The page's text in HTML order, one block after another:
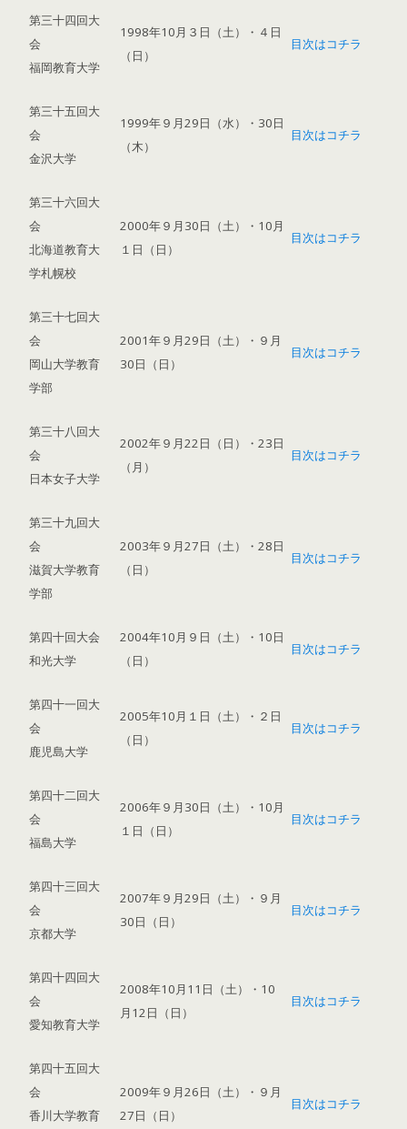
第三十四回大
会
福岡教育大学
1998年10月３日（土）・４日
（日）
目次はコチラ
第三十五回大
会
金沢大学
1999年９月29日（水）・30日
（木）
目次はコチラ
第三十六回大
会
北海道教育大
学札幌校
2000年９月30日（土）・10月
１日（日）
目次はコチラ
第三十七回大
会
岡山大学教育
学部
2001年９月29日（土）・９月
30日（日）
目次はコチラ
第三十八回大
会
日本女子大学
2002年９月22日（日）・23日
（月）
目次はコチラ
第三十九回大
会
滋賀大学教育
学部
2003年９月27日（土）・28日
（日）
目次はコチラ
第四十回大会
和光大学
2004年10月９日（土）・10日
（日）
目次はコチラ
第四十一回大
会
鹿児島大学
2005年10月１日（土）・２日
（日）
目次はコチラ
第四十二回大
会
福島大学
2006年９月30日（土）・10月
１日（日）
目次はコチラ
第四十三回大
会
京都大学
2007年９月29日（土）・９月
30日（日）
目次はコチラ
第四十四回大
会
愛知教育大学
2008年10月11日（土）・10
月12日（日）
目次はコチラ
第四十五回大
会
香川大学教育
2009年９月26日（土）・９月
27日（日）
目次はコチラ